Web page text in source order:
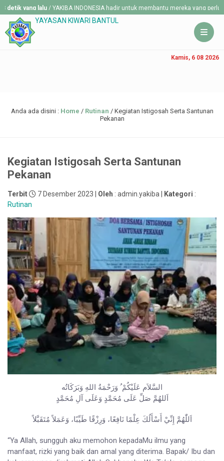
lalu / YAKIBA INDONESIA hadir untuk membantu mereka yang perlu di bantu
YAYASAN KIWARI BANTUL
Kamis, 6 08 2026
Anda ada disini : Home / Rutinan / Kegiatan Istigosah Serta Santunan
Pekanan
Kegiatan Istigosah Serta Santunan
Pekanan
Terbit 7 Desember 2023 | Oleh : admin.yakiba | Kategori :
Rutinan
السَّلاَم عَلَيْكُمْ ُ وَرَحْمَةُ اللهِ وَبَرَكَاتُه
اَللهُمَّ صَلِّ عَلَى مُحَمَّدٍ وَعَلَى آلِ مُحَمَّدٍ
اَللّٰهُمَّ إِنِّيْ أَسْأَلُكَ عِلْمًا نَافِعًا، وَرِزْقًا طَيِّبًا، وَعَمَلاً مُتَقَبَّلاً
“Ya Allah, sungguh aku memohon kepadaMu ilmu yang
manfaat, rizki yang baik dan amal yang diterima. Bapak/ Ibu dan